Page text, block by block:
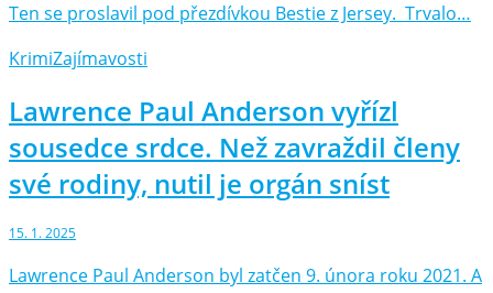
Ten se proslavil pod přezdívkou Bestie z Jersey. Trvalo…
KrimiZajímavosti
Lawrence Paul Anderson vyřízl
sousedce srdce. Než zavraždil členy
své rodiny, nutil je orgán sníst
15. 1. 2025
Lawrence Paul Anderson byl zatčen 9. února roku 2021. A